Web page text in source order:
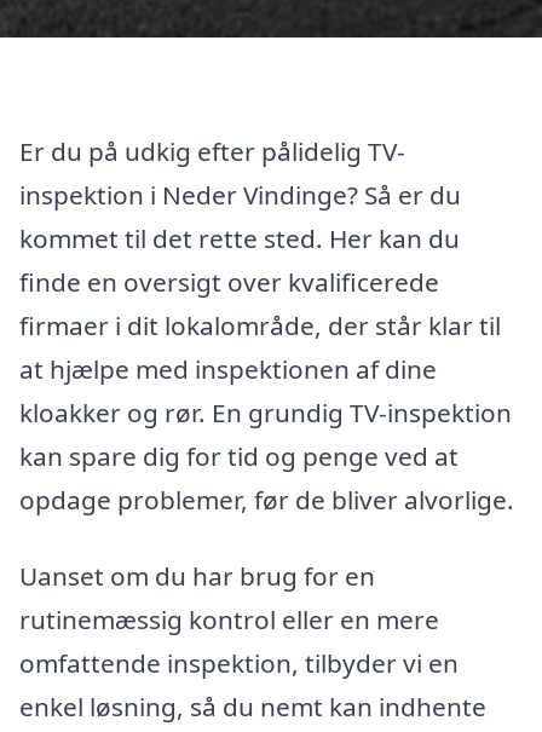
Er du på udkig efter pålidelig TV-
inspektion i Neder Vindinge? Så er du
kommet til det rette sted. Her kan du
finde en oversigt over kvalificerede
firmaer i dit lokalområde, der står klar til
at hjælpe med inspektionen af dine
kloakker og rør. En grundig TV-inspektion
kan spare dig for tid og penge ved at
opdage problemer, før de bliver alvorlige.
Uanset om du har brug for en
rutinemæssig kontrol eller en mere
omfattende inspektion, tilbyder vi en
enkel løsning, så du nemt kan indhente